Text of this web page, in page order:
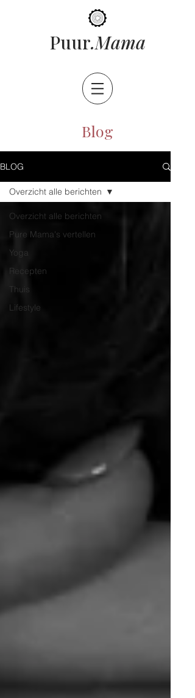
Puur.Mama
Blog
BLOG
Overzicht alle berichten
Pure Mama's vertellen
Yoga
Recepten
Thuis
Lifestyle
Overzicht alle berichten